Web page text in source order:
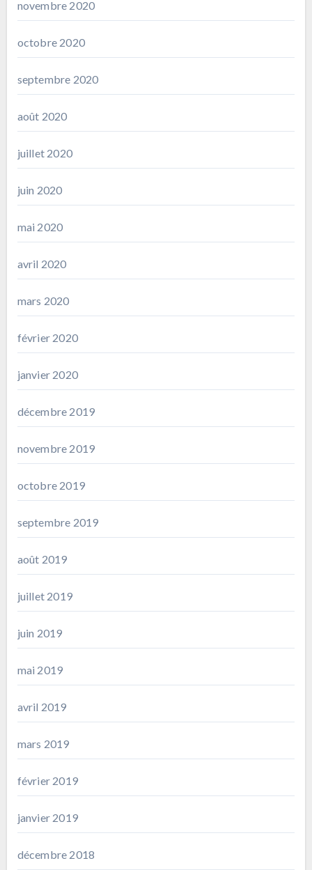
novembre 2020
octobre 2020
septembre 2020
août 2020
juillet 2020
juin 2020
mai 2020
avril 2020
mars 2020
février 2020
janvier 2020
décembre 2019
novembre 2019
octobre 2019
septembre 2019
août 2019
juillet 2019
juin 2019
mai 2019
avril 2019
mars 2019
février 2019
janvier 2019
décembre 2018